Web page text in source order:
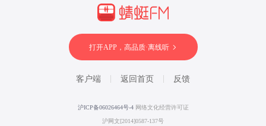
打开APP，高品质·离线听
客户端 返回首页 反馈
沪ICP备06026464号-4 网络文化经营许可证
沪网文[2014]0587-137号